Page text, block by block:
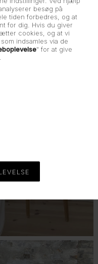
besøg på
tiden forbedres, og at
for dig. Hvis du giver
cookies, og at vi
indsamles via de
" for at give